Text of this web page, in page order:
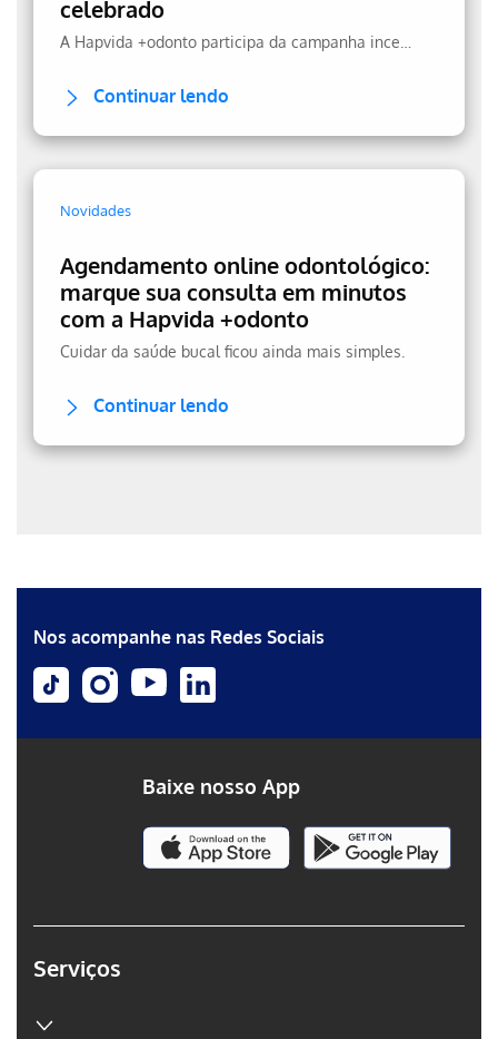
celebrado
Continuar lendo
Novidades
Agendamento online odontológico:
marque sua consulta em minutos
com a Hapvida +odonto
Cuidar da saúde bucal ficou ainda mais simples.
Continuar lendo
Nos acompanhe nas Redes Sociais
Serviços
Baixe nosso App